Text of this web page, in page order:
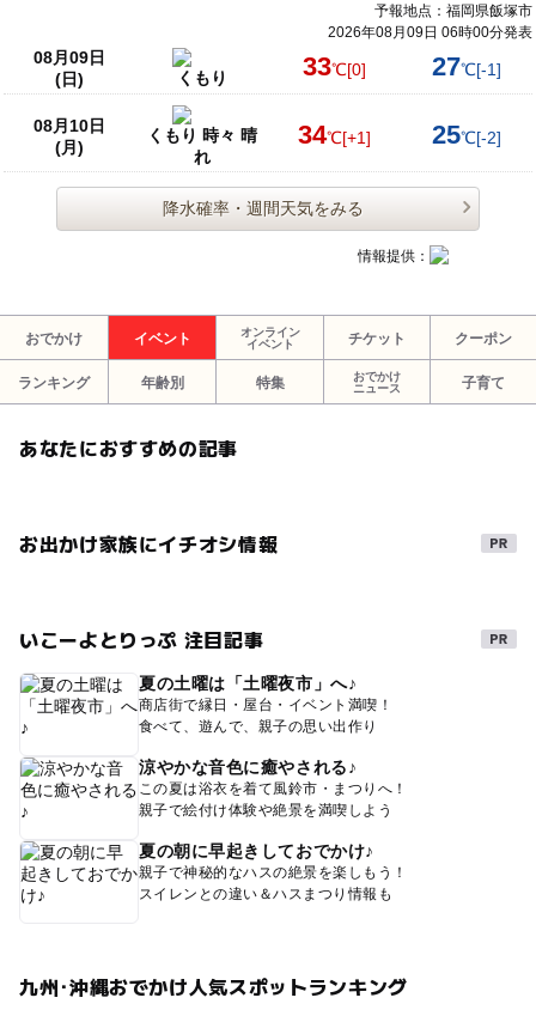
予報地点：福岡県飯塚市
2026年08月09日 06時00分発表
08月09日
(日)
くもり 33℃[0] 27℃[-1]
08月10日
(月)
くもり 時々 晴
れ
34℃[+1] 25℃[-2]
降水確率・週間天気をみる
情報提供：
おでかけ イベント
オンライン
イベント
チケット クーポン
ランキング 年齢別 特集
おでかけ
ニュース
子育て
あなたにおすすめの記事
お出かけ家族にイチオシ情報
いこーよとりっぷ 注目記事
夏の土曜は「土曜夜市」へ♪
商店街で縁日・屋台・イベント満喫！
食べて、遊んで、親子の思い出作り
涼やかな音色に癒やされる♪
この夏は浴衣を着て風鈴市・まつりへ！
親子で絵付け体験や絶景を満喫しよう
夏の朝に早起きしておでかけ♪
親子で神秘的なハスの絶景を楽しもう！
スイレンとの違い＆ハスまつり情報も
九州･沖縄おでかけ人気スポットランキング